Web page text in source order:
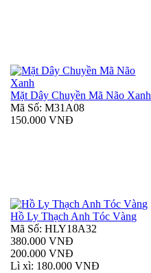
Mặt Dây Chuyền Mã Não Xanh
Mã Số: M31A08
150.000 VNĐ
Hồ Ly Thạch Anh Tóc Vàng
Mã Số: HLY18A32
380.000 VNĐ
200.000 VNĐ
Lì xì: 180.000 VNĐ